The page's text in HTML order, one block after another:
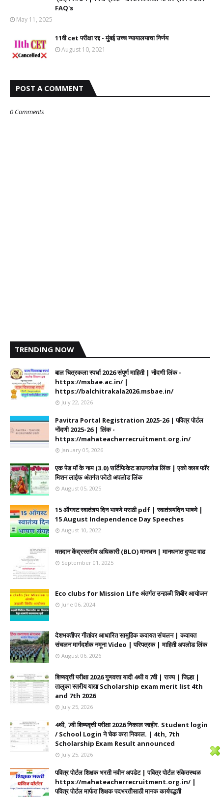
FAQ's
May 11, 2025
11वी cet परीक्षा रद्द - मुंबई उच्च न्यायालयाचा निर्णय
August 10, 2021
POST A COMMENT
0 Comments
TRENDING NOW
बाल चित्रकला स्पर्धा 2026 संपूर्ण माहिती | नोंदणी लिंक -
https://msbae.ac.in/ |
https://balchitrakala2026.msbae.in/
July 22, 2026
Pavitra Portal Registration 2025-26 | पवित्र पोर्टल
नोंदणी 2025-26 | लिंक -
https://mahateacherrecruitment.org.in/
January 05, 2026
एक पेड मॉ के नाम (3.0) सर्टिफिकेट डाउनलोड लिंक | एको क्लब फॉर
मिशन लाईफ अंतर्गत फोटो अपलोड लिंक
August 05, 2025
15 ऑगस्ट स्वातंत्र्य दिन भाषणे मराठी pdf | स्वातंत्र्यदिन भाषणे |
15 August Independence Day Speeches
August 10, 2022
मतदान केंद्रस्तरीय अधिकारी (BLO) मानधन | मानधनात दुप्पट वाढ
September 01, 2025
Eco clubs for Mission Life अंतर्गत उन्हाळी शिबीर आयोजन
June 06, 2024
देशभक्तीपर गीतांवर आधारित सामुहिक कवायत संचलन | कवायत
संचलन मार्गदर्शक नमूना Video | परिपत्रक | माहिती अपलोड लिंक
August 06, 2026
शिष्यवृत्ती परीक्षा 2026 गुणवत्ता यादी 4थी व 7वी | राज्य | जिल्हा |
तालुका स्तरीय याद्या Scholarship exam merit list 4th
and 7th 2026
July 25, 2026
4थी, 7वी शिष्यवृत्ती परीक्षा 2026 निकाल जाहीर. Student login
/ School Login ने चेक करा निकाल. | 4th, 7th
Scholarship Exam Result announced
July 25, 2026
पवित्र पोर्टल शिक्षक भरती नवीन अपडेट | पवित्र पोर्टल संकेतस्थळ
https://mahateacherrecruitment.org.in/ |
पवित्र पोर्टल मार्फत शिक्षक पदभरतीसाठी मानक कार्यपद्धती